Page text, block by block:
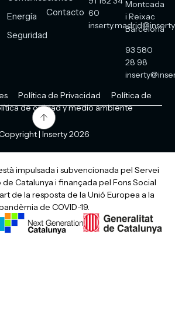
Energía
Seguridad
Contacto 60
Montcada
i Reixac
Barcelona
93 580
28 98
Política de Privacidad
Política de
de calidad y medio ambiente
| Inserty 2026
impulsada i subvencionada pel Servei
de Catalunya i finançada pel Fons Social
de la resposta de la Unió Europea a la
de COVID-19.